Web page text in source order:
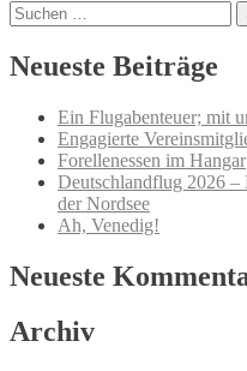
Suchen
nach:
Neueste Beiträge
Ein Flugabenteuer; mit
Engagierte
Forellenessen im Hangar
Deutschlandflug 2026 –
der Nordsee
Ah, Venedig!
Neueste
Archiv